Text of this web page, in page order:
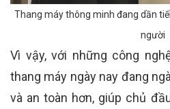
Thang máy thông minh đang dần
người
Vì vậy, với những công
thang máy ngày nay đang
và an toàn hơn, giúp chủ